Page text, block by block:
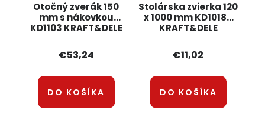
Otočný zverák 150
mm s nákovkou
KD1103 KRAFT&DELE
€53,24
DO KOŠÍKA
Stolárska zvierka 120
x 1000 mm KD10183
KRAFT&DELE
€11,02
DO KOŠÍKA